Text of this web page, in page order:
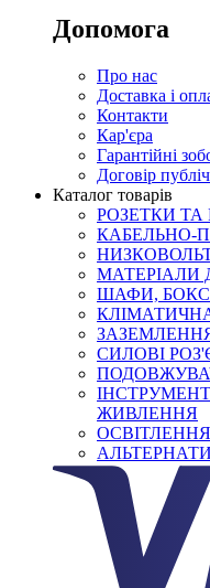
Допомога
Про нас
Доставка і
Контакти
Кар'єра
Гарантійні
Договір
Каталог товарів
РОЗЕТКИ ТА
КАБЕЛЬНО-
МАТЕРІАЛИ
ШАФИ,
СИЛОВІ
ЖИВЛЕННЯ
ОСВІТЛЕННЯ